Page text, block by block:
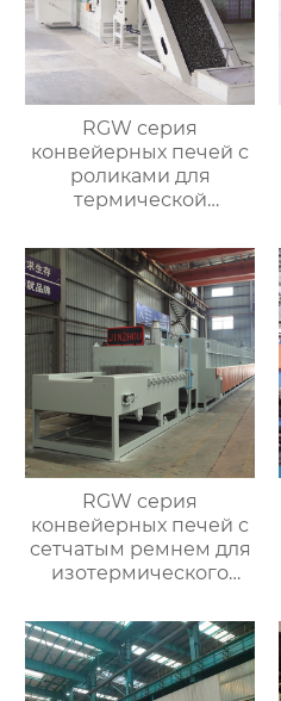
RGW серия
конвейерных печей с
роликами для
термической
RGW серия
конвейерных печей с
сетчатым ремнем для
изотермического
непрерывном
процессе